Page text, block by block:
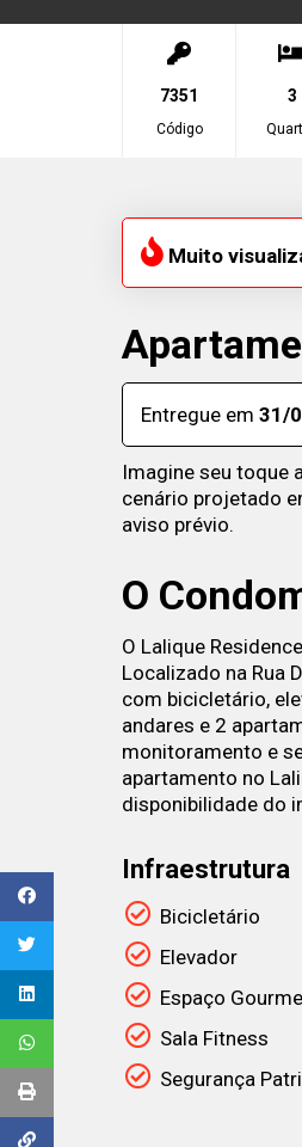
7351
Código
3
Muito
Entregue em 31/
Imagine seu toque
cenário projetado
aviso prévio.
O
O Lalique
Localizado na Rua
com bicicletário,
andares e 2
monitoramento e
apartamento no
disponibilidade do
Infraestrutura
Bicicletário
Elevador
Espaço
Sala Fitness
Segurança